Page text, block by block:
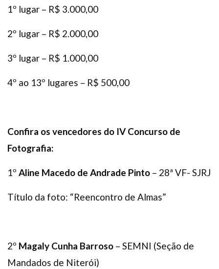
1º lugar – R$ 3.000,00
2º lugar – R$ 2.000,00
3º lugar – R$ 1.000,00
4º ao 13º lugares – R$ 500,00
Confira os vencedores do IV Concurso de
Fotografia:
1º Aline Macedo de Andrade Pinto – 28ª VF- SJRJ
Título da foto: “Reencontro de Almas”
2º Magaly Cunha Barroso – SEMNI (Seção de
Mandados de Niterói)